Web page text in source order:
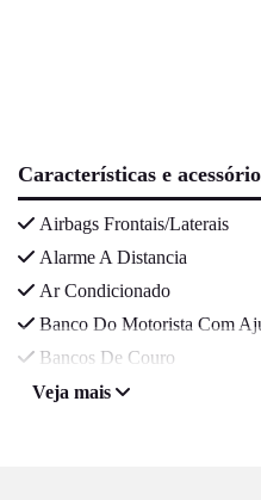
Características e
Airbags Frontais/Laterais
Alarme A Distancia
Ar Condicionado
Banco Do Motorista Com
Bancos De Couro
Veja mais